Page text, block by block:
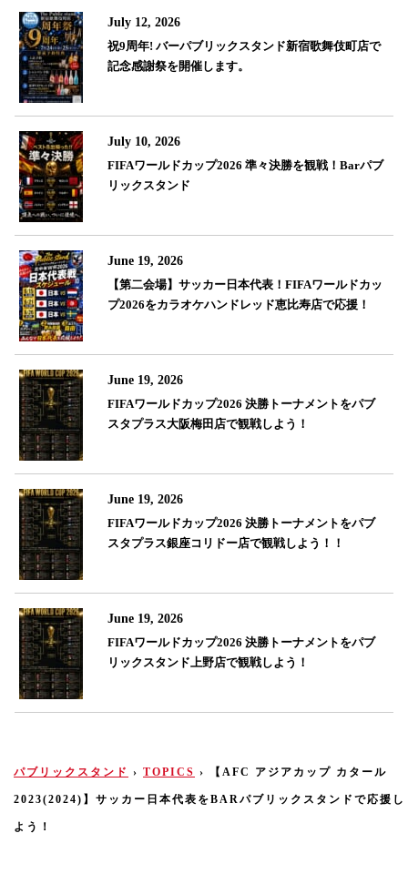
July 12, 2026
祝9周年! バーパブリックスタンド新宿歌舞伎町店で
記念感謝祭を開催します。
July 10, 2026
FIFAワールドカップ2026 準々決勝を観戦！Barパブ
リックスタンド
June 19, 2026
【第二会場】サッカー日本代表！FIFAワールドカッ
プ2026をカラオケハンドレッド恵比寿店で応援！
June 19, 2026
FIFAワールドカップ2026 決勝トーナメントをパブ
スタプラス大阪梅田店で観戦しよう！
June 19, 2026
FIFAワールドカップ2026 決勝トーナメントをパブ
スタプラス銀座コリドー店で観戦しよう！！
June 19, 2026
FIFAワールドカップ2026 決勝トーナメントをパブ
リックスタンド上野店で観戦しよう！
パブリックスタンド › TOPICS › 【AFC アジアカップ カタール
2023(2024)】サッカー日本代表をBARパブリックスタンドで応援し
よう！